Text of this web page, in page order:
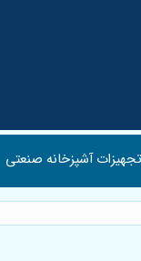
تجهیزات آشپزخانه صنعتی